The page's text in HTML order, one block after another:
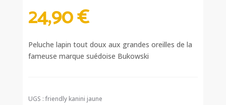
24,90€
Peluche lapin tout doux aux grandes oreilles de la
fameuse marque suédoise Bukowski
UGS :friendly kanini jaune